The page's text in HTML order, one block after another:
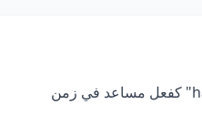
لتكوين زمن Perfekt. معظم الأفعال الألمانية تستخدم „haben" كفعل مساعد في زمن